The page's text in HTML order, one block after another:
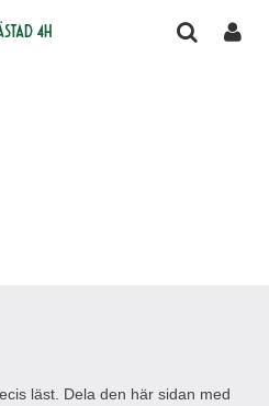
4H
läst. Dela den här sidan med